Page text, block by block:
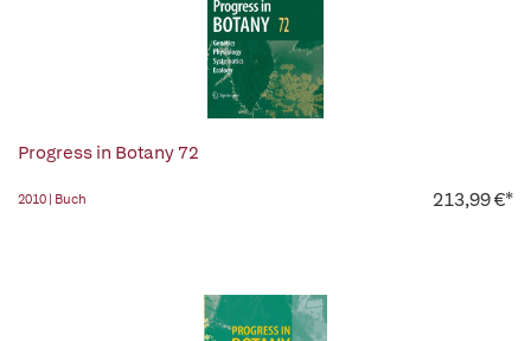
Progress in Botany 72
2010 | Buch 213,99 €*